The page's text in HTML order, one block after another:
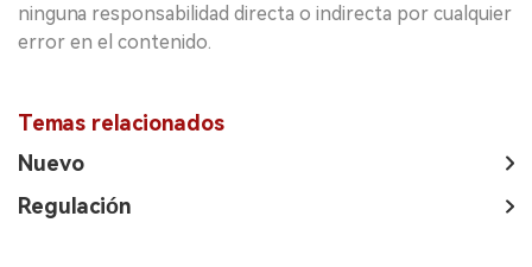
ninguna responsabilidad directa o indirecta por cualquier
error en el contenido.
Temas relacionados
Nuevo
Regulación